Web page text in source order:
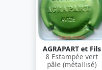
AGRAPART et Fils
8 Estampée vert
pâle (métallisé)